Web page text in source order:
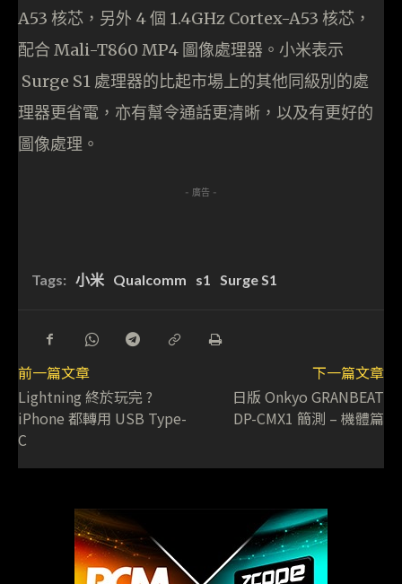
A53 核芯，另外 4 個 1.4GHz Cortex-A53 核芯，
配合 Mali-T860 MP4 圖像處理器。小米表示
Surge S1 處理器的比起市場上的其他同級別的處
理器更省電，亦有幫令通話更清晰，以及有更好的
圖像處理。
- 廣告 -
Tags: 小米 Qualcomm s1 Surge S1
前一篇文章
Lightning 終於玩完 ?
iPhone 都轉用 USB Type-
C
下一篇文章
日版 Onkyo GRANBEAT
DP-CMX1 簡測 – 機體篇